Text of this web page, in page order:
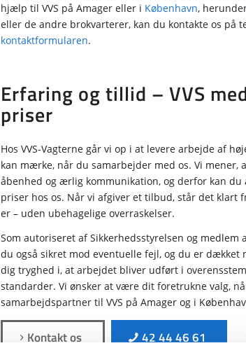
hjælp til VVS på Amager eller i København,
eller de andre brokvarterer, kan du kontakte os på
kontaktformularen.
Erfaring og tillid – VVS
priser
Hos VVS-Vagterne går vi op i at levere arbejde af
kan mærke, når du samarbejder med os. Vi mener,
åbenhed og ærlig kommunikation, og derfor kan
priser hos os. Når vi afgiver et tilbud, står det klart
er – uden ubehagelige overraskelser.
Som autoriseret af Sikkerhedsstyrelsen og medlem
du også sikret mod eventuelle fejl, og du er dækket
dig tryghed i, at arbejdet bliver udført i
standarder. Vi ønsker at være dit foretrukne valg,
samarbejdspartner til VVS på Amager og i
Kontakt os 42 44 46 61